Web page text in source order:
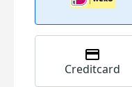
Creditcard